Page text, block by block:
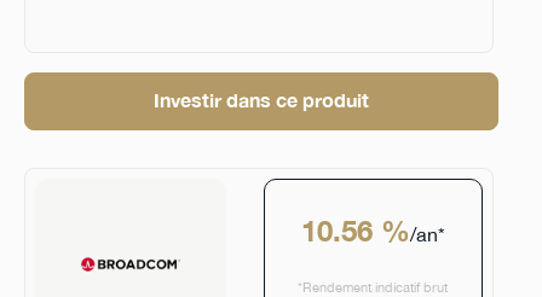
Investir dans ce produit
10.56 %/an*
*Rendement indicatif brut